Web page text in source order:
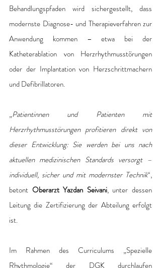
Behandlungspfaden wird sichergestellt, dass
modernste Diagnose- und Therapieverfahren zur
Anwendung kommen – etwa bei der
Katheterablation von Herzrhythmusstörungen
oder der Implantation von Herzschrittmachern
und Defibrillatoren.
„Patientinnen und Patienten mit
Herzrhythmusstörungen profitieren direkt von
dieser Entwicklung: Sie werden bei uns nach
aktuellen medizinischen Standards versorgt –
individuell, sicher und mit modernster Technik“,
betont Oberarzt Yazdan Seivani, unter dessen
Leitung die Zertifizierung der Abteilung erfolgt
ist.
Im Rahmen des Curriculums „Spezielle
Rhythmologie“ der DGK durchlaufen